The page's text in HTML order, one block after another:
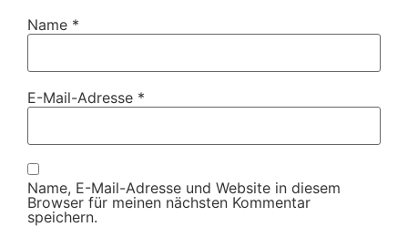
Name *
E-Mail-Adresse *
Name, E-Mail-Adresse und Website in diesem
Browser für meinen nächsten Kommentar
speichern.